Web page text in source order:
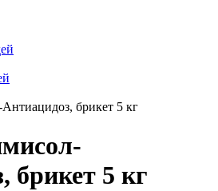
брикет 5 кг
брикет 5 кг